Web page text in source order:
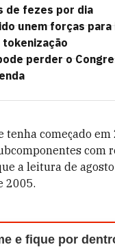
de fezes por dia
unem forças
perder o
tenha começado em
com
a leitura de
2005.
e fique por